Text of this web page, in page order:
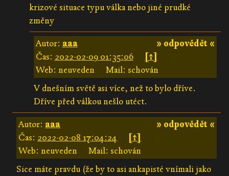
krizové situace typu válka nebo jiné prudké
změny
» odpovědět «
Autor: aaa
Čas: 2022-02-09 01:35:06
[↑]
Web: neuveden
Mail: schován
V dnešním světě asi více, než to bylo dříve.
Dříve před válkou nešlo utéct.
» odpovědět «
Autor: aaa
Čas: 2022-02-08 17:04:24
[↑]
Web: neuveden
Mail: schován
Sice máte pravdu (že by to asi ankapisté vnímali jako